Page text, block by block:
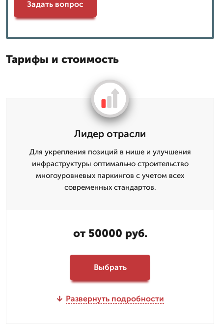
Задать вопрос
Тарифы и стоимость
Лидер отрасли
Для укрепления позиций в нише и улучшения
инфраструктуры оптимально строительство
многоуровневых паркингов с учетом всех
современных стандартов.
от 50000 руб.
Выбрать
Развернуть подробности